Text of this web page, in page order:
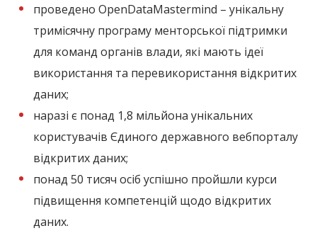
проведено OpenDataMastermind – унікальну
тримісячну програму менторської підтримки
для команд органів влади, які мають ідеї
використання та перевикористання відкритих
даних;
наразі є понад 1,8 мільйона унікальних
користувачів Єдиного державного вебпорталу
відкритих даних;
понад 50 тисяч осіб успішно пройшли курси
підвищення компетенцій щодо відкритих
даних.